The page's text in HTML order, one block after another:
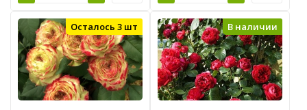
Осталось 3 шт В наличии